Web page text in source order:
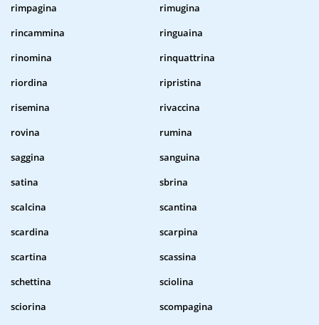
rimpagina
rimugina
rincammina
ringuaina
rinomina
rinquattrina
riordina
ripristina
risemina
rivaccina
rovina
rumina
saggina
sanguina
satina
sbrina
scalcina
scantina
scardina
scarpina
scartina
scassina
schettina
sciolina
sciorina
scompagina